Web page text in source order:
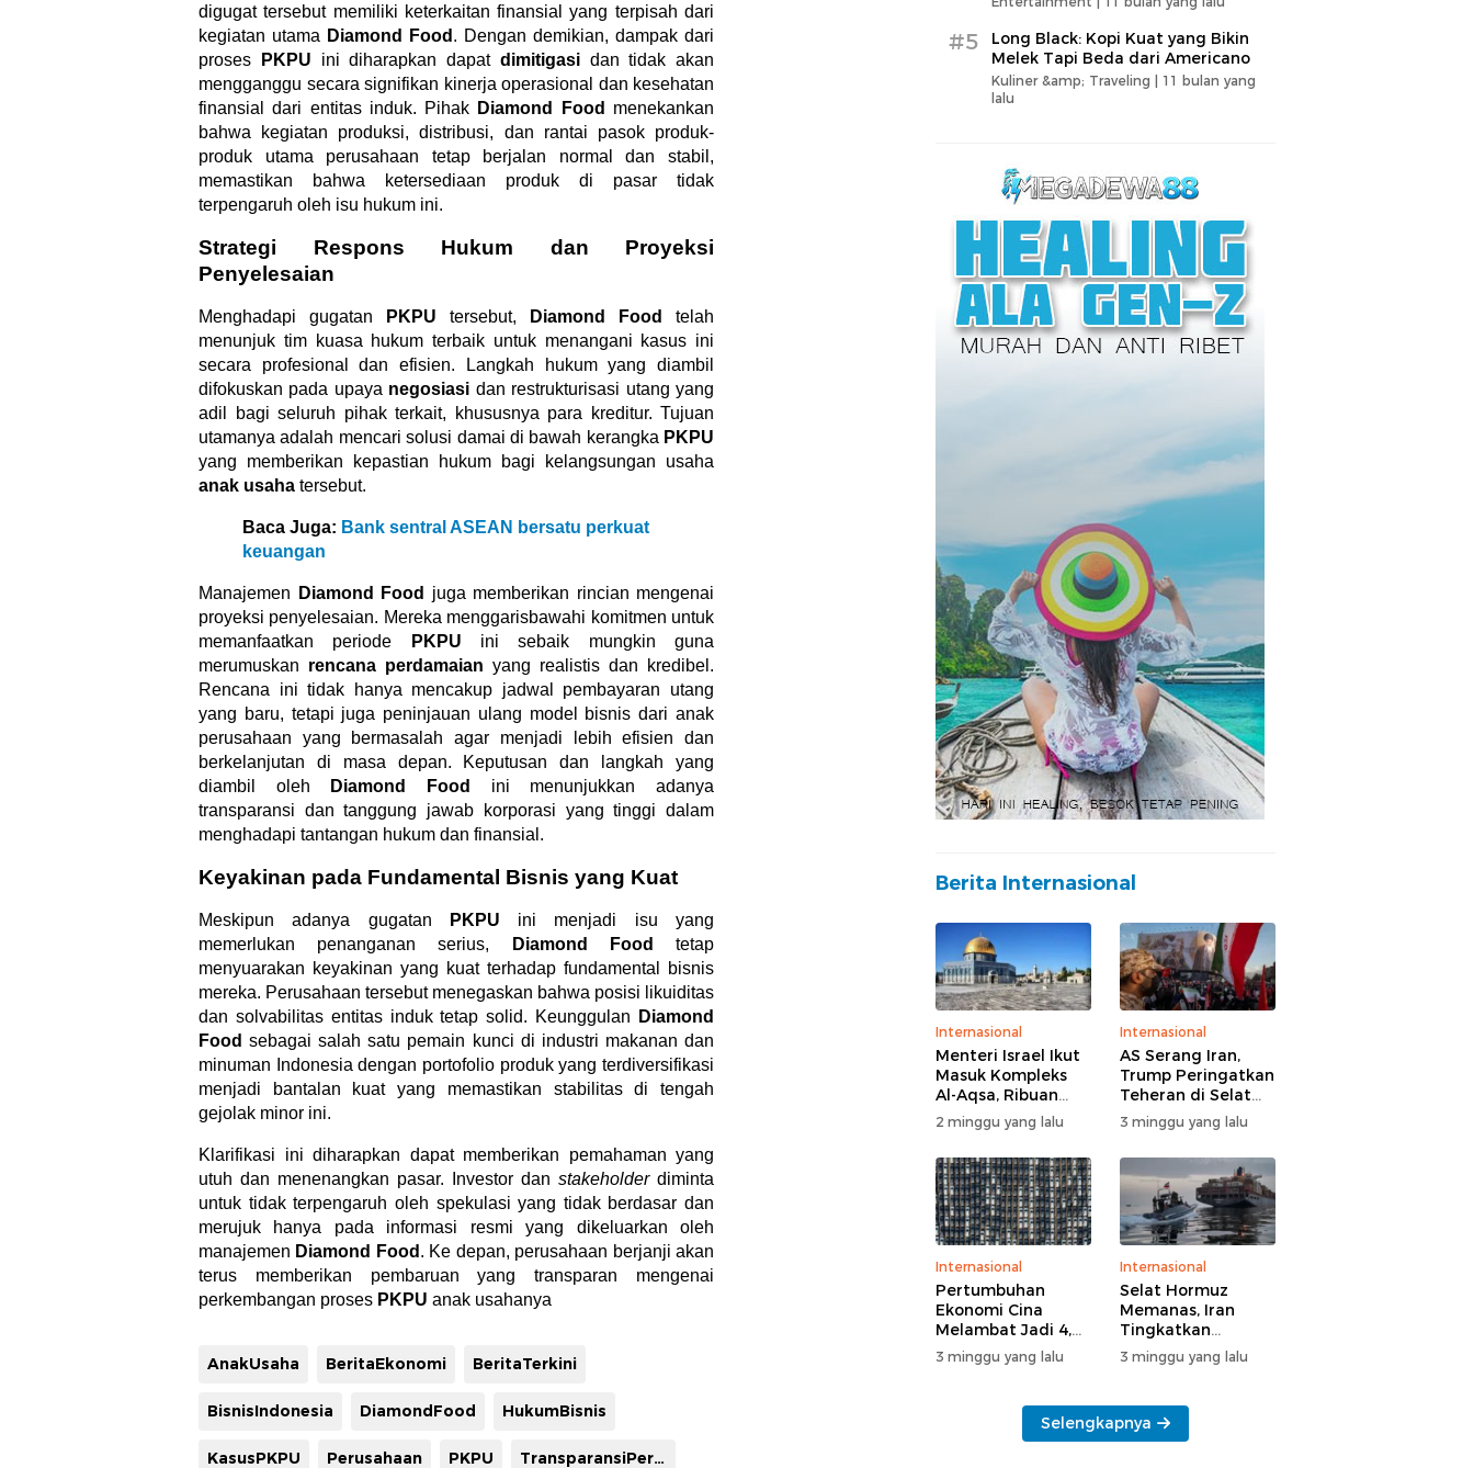
digugat tersebut memiliki keterkaitan finansial yang terpisah dari
kegiatan utama Diamond Food . Dengan demikian, dampak dari
proses
PKPU ini diharapkan dapat dimitigasidan tidak akan
mengganggu secara signifikan kinerja operasional dan kesehatan
finansial dari entitas induk. Pihak Diamond Food
menekankan
bahwa kegiatan produksi, distribusi, dan rantai pasok produk-
produk utama perusahaan tetap berjalan normal dan stabil,
memastikan bahwa ketersediaan produk di pasar tidak
terpengaruh oleh isu hukum ini.
Strategi Respons Hukum dan Proyeksi
Penyelesaian
Menghadapi gugatan PKPU tersebut, Diamond Food
telah
menunjuk tim kuasa hukum terbaik untuk menangani kasus ini
secara profesional dan efisien. Langkah hukum yang diambil
difokuskan pada upaya negosiasi dan restrukturisasi utang yang
adil bagi seluruh pihak terkait, khususnya para kreditur. Tujuan
utamanya adalah mencari solusi damai di bawah kerangka PKPU
yang memberikan kepastian hukum bagi kelangsungan usaha
anak usaha tersebut.
Baca Juga: Bank sentral ASEAN bersatu perkuat
keuangan
Manajemen Diamond Food
juga memberikan rincian mengenai
proyeksi penyelesaian. Mereka menggarisbawahi komitmen untuk
memanfaatkan periode
PKPU ini sebaik mungkin guna
merumuskan rencana perdamaian yang realistis dan kredibel.
Rencana ini tidak hanya mencakup jadwal pembayaran utang
yang baru, tetapi juga peninjauan ulang model bisnis dari anak
perusahaan yang bermasalah agar menjadi lebih efisien dan
berkelanjutan di masa depan. Keputusan dan langkah yang
diambil oleh
Diamond Food
ini menunjukkan adanya
transparansi dan tanggung jawab korporasi yang tinggi dalam
menghadapi tantangan hukum dan finansial.
Keyakinan pada Fundamental Bisnis yang Kuat
Meskipun adanya gugatan PKPU ini menjadi isu yang
memerlukan penanganan serius,
Diamond Food
tetap
menyuarakan keyakinan yang kuat terhadap fundamental bisnis
mereka. Perusahaan tersebut menegaskan bahwa posisi likuiditas
dan solvabilitas entitas induk tetap solid. Keunggulan
Diamond
Food sebagai salah satu pemain kunci di industri makanan dan
minuman Indonesia dengan portofolio produk yang terdiversifikasi
menjadi bantalan kuat yang memastikan stabilitas di tengah
gejolak minor ini.
Klarifikasi ini diharapkan dapat memberikan pemahaman yang
utuh dan menenangkan pasar. Investor dan stakeholderdiminta
untuk tidak terpengaruh oleh spekulasi yang tidak berdasar dan
merujuk hanya pada informasi resmi yang dikeluarkan oleh
manajemen Diamond Food . Ke depan, perusahaan berjanji akan
terus memberikan pembaruan yang transparan mengenai
perkembangan proses PKPU anak usahanya
AnakUsaha BeritaEkonomi BeritaTerkini
BisnisIndonesia DiamondFood HukumBisnis
KasusPKPU Perusahaan PKPU TransparansiPerusahaan
#5
Long Black: Kopi Kuat yang Bikin
Melek Tapi Beda dari Americano
Kuliner &amp; Traveling | 11 bulan yang
lalu
Berita Internasional
Internasional
Menteri Israel Ikut
Masuk Kompleks
Al-Aqsa, Ribuan
Massa Yahudi Gelar
Ritual di Tengah
Pengamanan Polisi
2 minggu yang lalu
Internasional
AS Serang Iran,
Trump Peringatkan
Teheran di Selat
Hormuz
3 minggu yang lalu
Internasional
Pertumbuhan
Ekonomi Cina
Melambat Jadi 4,3
Persen
3 minggu yang lalu
Internasional
Selat Hormuz
Memanas, Iran
Tingkatkan
Tekanan ke AS
3 minggu yang lalu
Selengkapnya